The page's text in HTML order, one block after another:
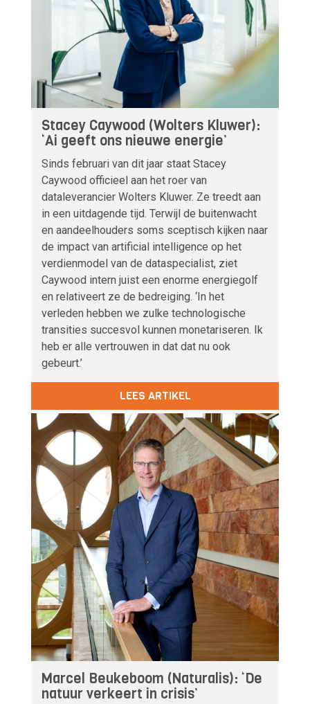
Stacey Caywood (Wolters Kluwer):
‘Ai geeft ons nieuwe energie’
Sinds februari van dit jaar staat Stacey
Caywood officieel aan het roer van
dataleverancier Wolters Kluwer. Ze treedt aan
in een uitdagende tijd. Terwijl de buitenwacht
en aandeelhouders soms sceptisch kijken naar
de impact van artificial intelligence op het
verdienmodel van de dataspecialist, ziet
Caywood intern juist een enorme energiegolf
en relativeert ze de bedreiging. ‘In het
verleden hebben we zulke technologische
transities succesvol kunnen monetariseren. Ik
heb er alle vertrouwen in dat dat nu ook
gebeurt.’
LEES ARTIKEL
Marcel Beukeboom (Naturalis): ‘De
natuur verkeert in crisis’